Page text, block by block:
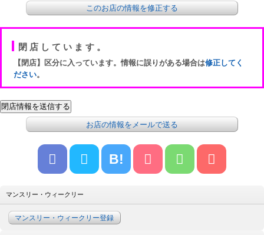
このお店の情報を修正する
閉店しています。
【閉店】区分に入っています。情報に誤りがある場合は修正してく
ださい。
お店の情報をメールで送る
B!
マンスリー・ウィークリー
マンスリー・ウィークリー登録